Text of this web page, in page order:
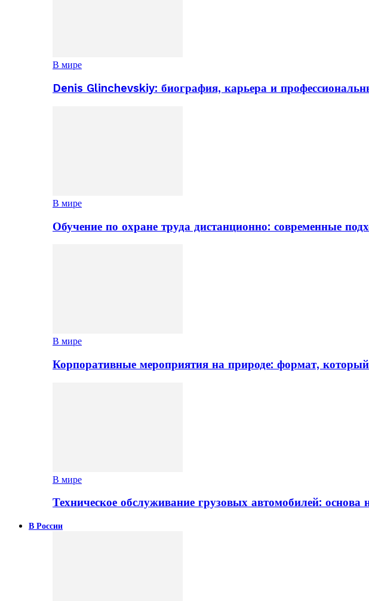
В мире
Denis Glinchevskiy: биография, карьера и
В мире
Обучение по охране труда дистанционно: современные
В мире
Корпоративные мероприятия на природе: формат,
В мире
Техническое обслуживание грузовых автомобилей: основа
В России